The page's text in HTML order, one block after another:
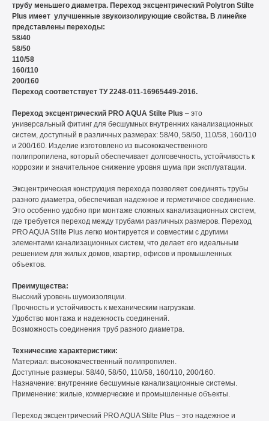
трубу меньшего диаметра. Переход эксцентрический Polytron Stilte
Plus имеет улучшенные звукоизолирующие свойства. В линейке
представлены переходы:
58/40
58/50
110/58
160/110
200/160
Переход соответствует ТУ 2248-011-16965449-2016.
Переход эксцентрический PRO AQUA Stilte Plus – это
универсальный фитинг для бесшумных внутренних канализационных
систем, доступный в различных размерах: 58/40, 58/50, 110/58, 160/110
и 200/160. Изделие изготовлено из высококачественного
полипропилена, который обеспечивает долговечность, устойчивость к
коррозии и значительное снижение уровня шума при эксплуатации.
Эксцентрическая конструкция перехода позволяет соединять трубы
разного диаметра, обеспечивая надежное и герметичное соединение.
Это особенно удобно при монтаже сложных канализационных систем,
где требуется переход между трубами различных размеров. Переход
PRO AQUA Stilte Plus легко монтируется и совместим с другими
элементами канализационных систем, что делает его идеальным
решением для жилых домов, квартир, офисов и промышленных
объектов.
Преимущества:
Высокий уровень шумоизоляции.
Прочность и устойчивость к механическим нагрузкам.
Удобство монтажа и надежность соединений.
Возможность соединения труб разного диаметра.
Технические характеристики:
Материал: высококачественный полипропилен.
Доступные размеры: 58/40, 58/50, 110/58, 160/110, 200/160.
Назначение: внутренние бесшумные канализационные системы.
Применение: жилые, коммерческие и промышленные объекты.
Переход эксцентрический PRO AQUA Stilte Plus – это надежное и